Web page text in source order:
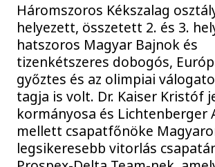
Háromszoros Kékszalag
helyezett, összetett 2. és 3.
hatszoros Magyar Bajnok és
tizenkétszeres dobogós,
győztes és az olimpiai
tagja is volt. Dr. Kaiser Kristóf
kormányosa és Lichtenberger
mellett csapatfőnöke
legsikeresebb vitorlás